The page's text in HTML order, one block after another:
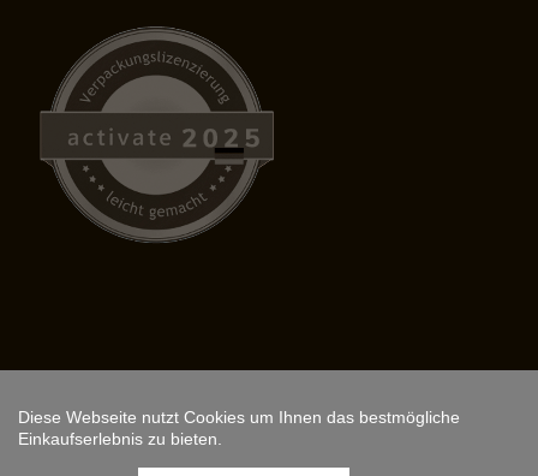
Copyright © 2026, ARS FANTASIO.
Diese Webseite nutzt Cookies um Ihnen das bestmögliche
Einkaufserlebnis zu bieten.